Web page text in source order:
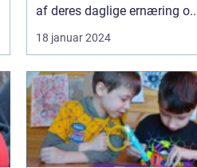
af deres daglige ernæring
18 januar 2024